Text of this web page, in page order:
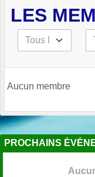
LES
Aucun membre
PROCHAINS